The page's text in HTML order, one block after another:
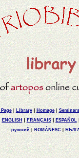
|Library|Homage|Seminars
ENGLISH| FRANÇAIS|ESPAÑOL
русский| ROMÂNESC |